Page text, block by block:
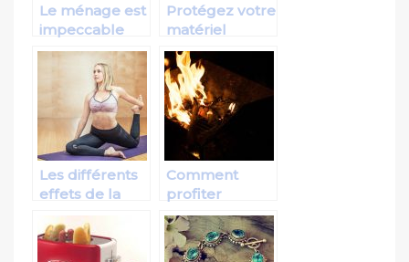
Le ménage est
impeccable
avec
l’aspirateur
professionnel
Protégez votre
matériel
photographique
dans un sac
photo
Les différents
effets de la
cryothérapie
Comment
profiter
réellement
d’un brasero?